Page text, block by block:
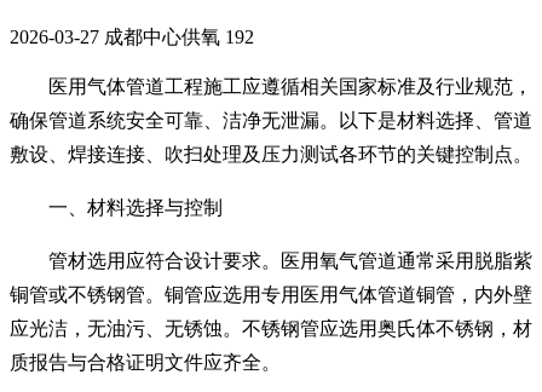
2026-03-27 成都中心供氧 192
医用气体管道工程施工应遵循相关国家标准及行业规范，
确保管道系统安全可靠、洁净无泄漏。以下是材料选择、管道
敷设、焊接连接、吹扫处理及压力测试各环节的关键控制点。
一、材料选择与控制
管材选用应符合设计要求。医用氧气管道通常采用脱脂紫
铜管或不锈钢管。铜管应选用专用医用气体管道铜管，内外壁
应光洁，无油污、无锈蚀。不锈钢管应选用奥氏体不锈钢，材
质报告与合格证明文件应齐全。